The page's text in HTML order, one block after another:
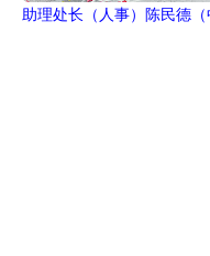
助理处长（人事）陈民德